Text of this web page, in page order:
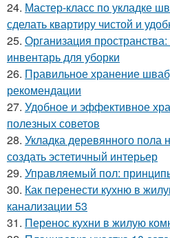
24. Мастер-класс по укладке
сделать квартиру чистой и
25. Организация
инвентарь для уборки
26. Правильное хранение
рекомендации
27. Удобное и эффективное
полезных советов
28. Укладка деревянного пола
создать эстетичный интерьер
29. Управляемый пол:
30. Как перенести кухню в
канализации 53
31. Перенос кухни в жилую